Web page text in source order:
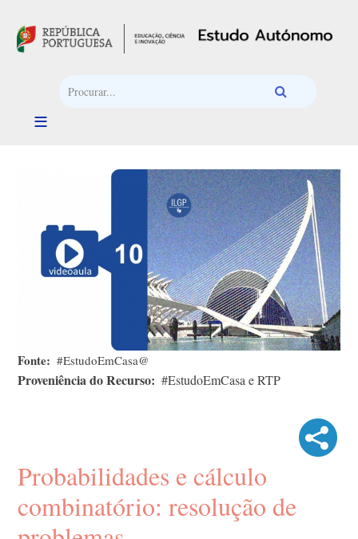
Fonte #EstudoEmCasa@
Proveniência do Recurso #EstudoEmCasa e RTP
Probabilidades e cálculo
combinatório: resolução de